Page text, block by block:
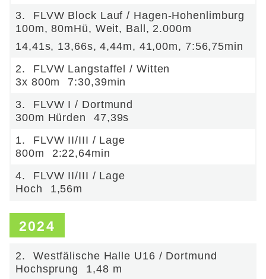
3.
FLVW Block Lauf / Hagen-Hohenlimburg
100m, 80mHü, Weit, Ball, 2.000m
14,41s, 13,66s, 4,44m, 41,00m, 7:56,75min
2.
FLVW Langstaffel / Witten
3x 800m
7:30,39min
3.
FLVW I / Dortmund
300m Hürden
47,39s
1.
FLVW II/III / Lage
800m
2:22,64min
4.
FLVW II/III / Lage
Hoch
1,56m
2024
2.
Westfälische Halle U16 / Dortmund
Hochsprung
1,48 m